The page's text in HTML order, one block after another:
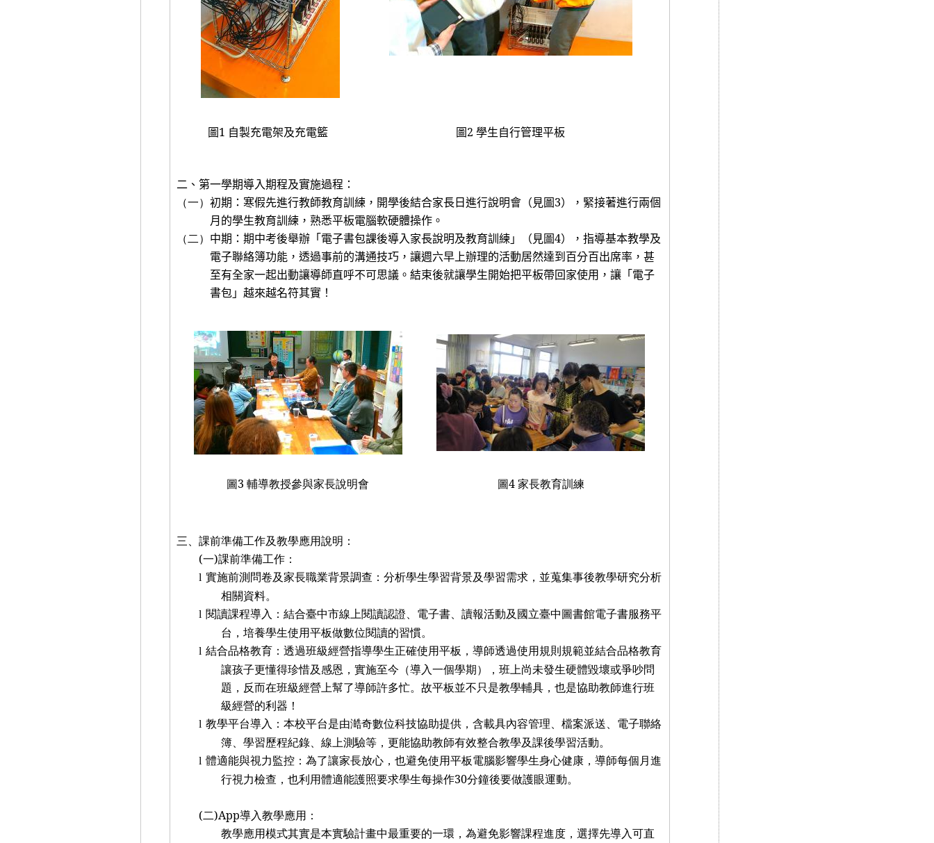
圖1 自製充電架及充電籃 圖2 學生自行管理平板
二、第一學期導入期程及實施過程：
（一） 初期：寒假先進行教師教育訓練，開學後結合家長日進行說明會（見圖3），緊接著進行兩個
月的學生教育訓練，熟悉平板電腦軟硬體操作。
（二） 中期：期中考後舉辦「電子書包課後導入家長說明及教育訓練」（見圖4），指導基本教學及
電子聯絡簿功能，透過事前的溝通技巧，讓週六早上辦理的活動居然達到百分百出席率，甚
至有全家一起出動讓導師直呼不可思議。結束後就讓學生開始把平板帶回家使用，讓「電子
書包」越來越名符其實！
圖3 輔導教授參與家長說明會 圖4家長教育訓練
三、課前準備工作及教學應用說明：
(一)課前準備工作：
l 實施前測問卷及家長職業背景調查：分析學生學習背景及學習需求，並蒐集事後教學研究分析
相關資料。
l 閱讀課程導入：結合臺中市線上閱讀認證、電子書、讀報活動及國立臺中圖書館電子書服務平
台，培養學生使用平板做數位閱讀的習慣。
l 結合品格教育：透過班級經營指導學生正確使用平板，導師透過使用規則規範並結合品格教育
讓孩子更懂得珍惜及感恩，實施至今（導入一個學期），班上尚未發生硬體毀壞或爭吵問
題，反而在班級經營上幫了導師許多忙。故平板並不只是教學輔具，也是協助教師進行班
級經營的利器！
l 教學平台導入：本校平台是由澔奇數位科技協助提供，含載具內容管理、檔案派送、電子聯絡
簿、學習歷程紀錄、線上測驗等，更能協助教師有效整合教學及課後學習活動。
l 體適能與視力監控：為了讓家長放心，也避免使用平板電腦影響學生身心健康，導師每個月進
行視力檢查，也利用體適能護照要求學生每操作30分鐘後要做護眼運動。
(二)App導入教學應用：
教學應用模式其實是本實驗計畫中最重要的一環，為避免影響課程進度，選擇先導入可直